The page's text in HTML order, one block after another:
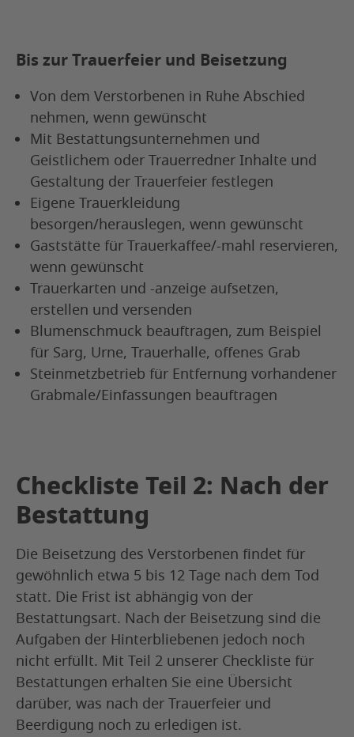
Bis zur Trauerfeier und Beisetzung
Von dem Verstorbenen in Ruhe Abschied
nehmen, wenn gewünscht
Mit Bestattungsunternehmen und
Geistlichem oder Trauerredner Inhalte und
Gestaltung der Trauerfeier festlegen
Eigene Trauerkleidung
besorgen/herauslegen, wenn gewünscht
Gaststätte für Trauerkaffee/-mahl reservieren,
wenn gewünscht
Trauerkarten und -anzeige aufsetzen,
erstellen und versenden
Blumenschmuck beauftragen, zum Beispiel
für Sarg, Urne, Trauerhalle, offenes Grab
Steinmetzbetrieb für Entfernung vorhandener
Grabmale/Einfassungen beauftragen
Checkliste Teil 2: Nach der
Bestattung
Die Beisetzung des Verstorbenen findet für
gewöhnlich etwa 5 bis 12 Tage nach dem Tod
statt. Die Frist ist abhängig von der
Bestattungsart. Nach der Beisetzung sind die
Aufgaben der Hinterbliebenen jedoch noch
nicht erfüllt. Mit Teil 2 unserer Checkliste für
Bestattungen erhalten Sie eine Übersicht
darüber, was nach der Trauerfeier und
Beerdigung noch zu erledigen ist.